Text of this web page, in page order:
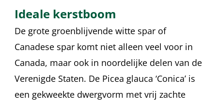
Ideale kerstboom
De grote groenblijvende witte spar of
Canadese spar komt niet alleen veel voor in
Canada, maar ook in noordelijke delen van de
Verenigde Staten. De Picea glauca ‘Conica’ is
een gekweekte dwergvorm met vrij zachte